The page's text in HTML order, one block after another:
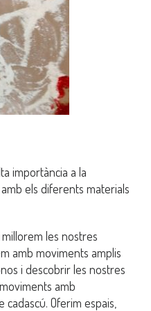
importància a la
els diferents materials
les nostres
amb moviments amplis
i descobrir les nostres
amb
Oferim espais,